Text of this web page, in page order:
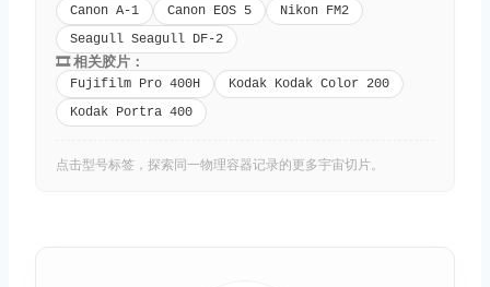
Canon A-1 Canon EOS 5
Nikon FM2
Seagull Seagull DF-2
🎞️ 相关胶片：
Fujifilm Pro 400H
Kodak Kodak Color 200
Kodak Portra 400
点击型号标签，探索同一物理容器记录的更多宇宙切片。